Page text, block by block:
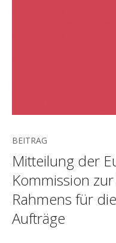
BEITRAG
Mitteilung der
Kommission
Rahmens für
Aufträge